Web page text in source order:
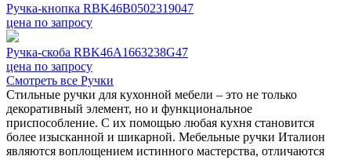
Ручка-кнопка RBK46B0502319047
цена по запросу
Ручка-скоба RBK46A1663238G47
цена по запросу
Смотреть все Ручки
Стильные ручки для кухонной мебели – это не только
декоративный элемент, но и функциональное
приспособление. С их помощью любая кухня становится
более изысканной и шикарной. Мебельные ручки Италион
являются воплощением истинного мастерства, отличаются